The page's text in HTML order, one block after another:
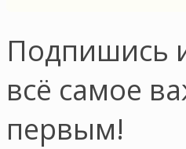
Подпишись
всё самое
первым!